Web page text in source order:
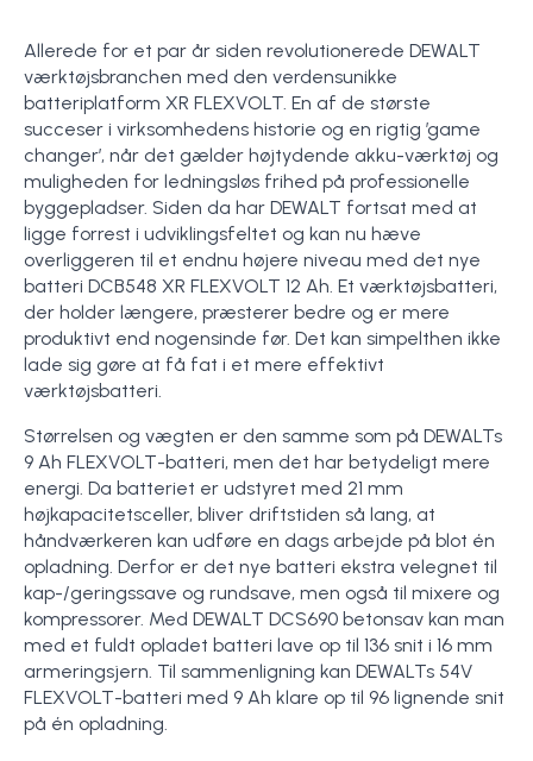
Allerede for et par år siden revolutionerede DEWALT
værktøjsbranchen med den verdensunikke
batteriplatform XR FLEXVOLT. En af de største
succeser i virksomhedens historie og en rigtig ’game
changer’, når det gælder højtydende akku-værktøj og
muligheden for ledningsløs frihed på professionelle
byggepladser. Siden da har DEWALT fortsat med at
ligge forrest i udviklingsfeltet og kan nu hæve
overliggeren til et endnu højere niveau med det nye
batteri DCB548 XR FLEXVOLT 12 Ah. Et værktøjsbatteri,
der holder længere, præsterer bedre og er mere
produktivt end nogensinde før. Det kan simpelthen ikke
lade sig gøre at få fat i et mere effektivt
værktøjsbatteri.
Størrelsen og vægten er den samme som på DEWALTs
9 Ah FLEXVOLT-batteri, men det har betydeligt mere
energi. Da batteriet er udstyret med 21 mm
højkapacitetsceller, bliver driftstiden så lang, at
håndværkeren kan udføre en dags arbejde på blot én
opladning. Derfor er det nye batteri ekstra velegnet til
kap-/geringssave og rundsave, men også til mixere og
kompressorer. Med DEWALT DCS690 betonsav kan man
med et fuldt opladet batteri lave op til 136 snit i 16 mm
armeringsjern. Til sammenligning kan DEWALTs 54V
FLEXVOLT-batteri med 9 Ah klare op til 96 lignende snit
på én opladning.